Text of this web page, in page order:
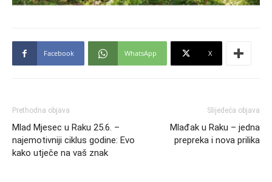
Facebook WhatsApp X
Prethodna objava
Mlad Mjesec u Raku 25.6. –
najemotivniji ciklus godine: Evo
kako utječe na vaš znak
Slijedeća objava
Mlađak u Raku – jedna
prepreka i nova prilika